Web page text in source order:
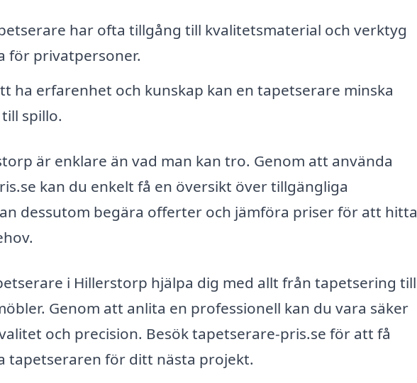
har ofta tillgång till kvalitetsmaterial och verktyg
för privatpersoner.
ha erfarenhet och kunskap kan en tapetserare minska
spillo.
är enklare än vad man kan tro. Genom att använda
kan du enkelt få en översikt över tillgängliga
dessutom begära offerter och jämföra priser för att hitta
i Hillerstorp hjälpa dig med allt från tapetsering till
Genom att anlita en professionell kan du vara säker
och precision. Besök tapetserare-pris.se för att få
tapetseraren för ditt nästa projekt.